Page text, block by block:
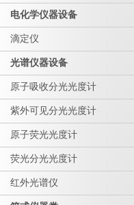
电化学仪器设备
滴定仪
光谱仪器设备
原子吸收分光光度计
紫外可见分光光度计
原子荧光光度计
荧光分光光度计
红外光谱仪